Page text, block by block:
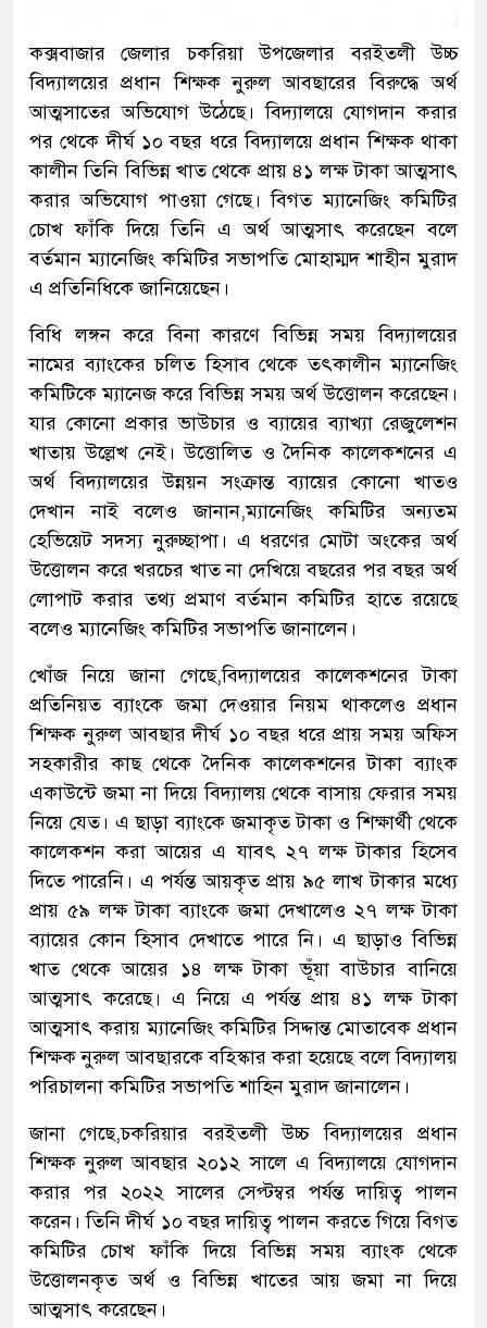
কক্সবাজার জেলার চকরিয়া উপজেলার বরইতলী উচ্চ
বিদ্যালয়ের প্রধান শিক্ষক নুরুল আবছারের বিরুদ্ধে অর্থ
আত্মসাতের অভিযোগ উঠেছে। বিদ্যালয়ে যোগদান করার
পর থেকে দীর্ঘ ১০ বছর ধরে বিদ্যালয়ে প্রধান শিক্ষক থাকা
কালীন তিনি বিভিন্ন খাত থেকে প্রায় ৪১ লক্ষ টাকা আত্মসাৎ
করার অভিযোগ পাওয়া গেছে। বিগত ম্যানেজিং কমিটির
চোখ ফাঁকি দিয়ে তিনি এ অর্থ আত্মসাৎ করেছেন বলে
বর্তমান ম্যানেজিং কমিটির সভাপতি মোহাম্মদ শাহীন মুরাদ
এ প্রতিনিধিকে জানিয়েছেন।
বিধি লঙ্গন করে বিনা কারণে বিভিন্ন সময় বিদ্যালয়ের
নামের ব্যাংকের চলিত হিসাব থেকে তৎকালীন ম্যানেজিং
কমিটিকে ম্যানেজ করে বিভিন্ন সময় অর্থ উত্তোলন করেছেন।
যার কোনো প্রকার ভাউচার ও ব্যায়ের ব্যাখ্যা রেজুলেশন
খাতায় উল্লেখ নেই। উত্তোলিত ও দৈনিক কালেকশনের এ
অর্থ বিদ্যালয়ের উন্নয়ন সংক্রান্ত ব্যায়ের কোনো খাতও
দেখান নাই বলেও জানান,ম্যানেজিং কমিটির অন্যতম
হেভিয়েট সদস্য নুরুচ্ছাপা। এ ধরণের মোটা অংকের অর্থ
উত্তোলন করে খরচের খাত না দেখিয়ে বছরের পর বছর অর্থ
লোপাট করার তথ্য প্রমাণ বর্তমান কমিটির হাতে রয়েছে
বলেও ম্যানেজিং কমিটির সভাপতি জানালেন।
খোঁজ নিয়ে জানা গেছে,বিদ্যালয়ের কালেকশনের টাকা
প্রতিনিয়ত ব্যাংকে জমা দেওয়ার নিয়ম থাকলেও প্রধান
শিক্ষক নুরুল আবছার দীর্ঘ ১০ বছর ধরে প্রায় সময় অফিস
সহকারীর কাছ থেকে দৈনিক কালেকশনের টাকা ব্যাংক
একাউন্টে জমা না দিয়ে বিদ্যালয় থেকে বাসায় ফেরার সময়
নিয়ে যেত। এ ছাড়া ব্যাংকে জমাকৃত টাকা ও শিক্ষার্থী থেকে
কালেকশন করা আয়ের এ যাবৎ ২৭ লক্ষ টাকার হিসেব
দিতে পারেনি। এ পর্যন্ত আয়কৃত প্রায় ৯৫ লাখ টাকার মধ্যে
প্রায় ৫৯ লক্ষ টাকা ব্যাংকে জমা দেখালেও ২৭ লক্ষ টাকা
ব্যায়ের কোন হিসাব দেখাতে পারে নি। এ ছাড়াও বিভিন্ন
খাত থেকে আয়ের ১৪ লক্ষ টাকা ভূঁয়া বাউচার বানিয়ে
আত্মসাৎ করেছে। এ নিয়ে এ পর্যন্ত প্রায় ৪১ লক্ষ টাকা
আত্মসাৎ করায় ম্যানেজিং কমিটির সিদ্দান্ত মোতাবেক প্রধান
শিক্ষক নুরুল আবছারকে বহিস্কার করা হয়েছে বলে বিদ্যালয়
পরিচালনা কমিটির সভাপতি শাহিন মুরাদ জানালেন।
জানা গেছে,চকরিয়ার বরইতলী উচ্চ বিদ্যালয়ের প্রধান
শিক্ষক নুরুল আবছার ২০১২ সালে এ বিদ্যালয়ে যোগদান
করার পর ২০২২ সালের সেপ্টম্বর পর্যন্ত দায়িত্ব পালন
করেন। তিনি দীর্ঘ ১০ বছর দায়িত্ব পালন করতে গিয়ে বিগত
কমিটির চোখ ফাঁকি দিয়ে বিভিন্ন সময় ব্যাংক থেকে
উত্তোলনকৃত অর্থ ও বিভিন্ন খাতের আয় জমা না দিয়ে
আত্মসাৎ করেছেন।